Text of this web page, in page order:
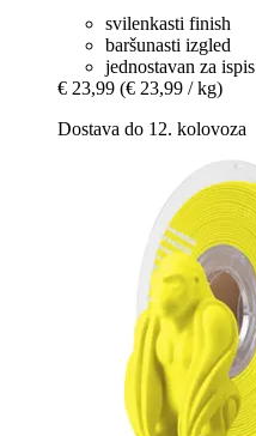
svilenkasti finish
baršunasti izgled
jednostavan za ispis
€ 23,99 (€ 23,99 / kg)
Dostava do 12. kolovoza